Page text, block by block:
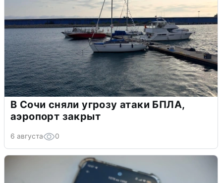
В Сочи сняли угрозу атаки БПЛА,
аэропорт закрыт
6 августа 0